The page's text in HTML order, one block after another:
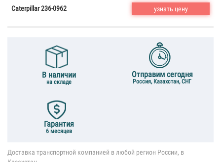
Caterpillar 236-0962 узнать цену
В наличии
на складе
Отправим сегодня
Россия, Казахстан, СНГ
Гарантия
6 месяцев
Доставка транспортной компанией в любой регион России, в